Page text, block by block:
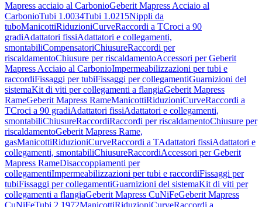
Mapress acciaio al CarbonioGeberit Mapress Acciaio al
CarbonioTubi 1.0034Tubi 1.0215Nippli da
tuboManicottiRiduzioniCurveRaccordi a TCroci a 90
gradiAdattatori fissiAdattatori e collegamenti,
smontabiliCompensatoriChiusureRaccordi per
riscaldamentoChiusure per riscaldamentoAccessori per Geberit
Mapress Acciaio al CarbonioImpermeabilizzazioni per tubi e
raccordiFissaggi per tubiFissaggi per collegamentiGuarnizioni del
sistemaKit di viti per collegamenti a flangiaGeberit Mapress
RameGeberit Mapress RameManicottiRiduzioniCurveRaccordi a
TCroci a 90 gradiAdattatori fissiAdattatori e collegamenti,
smontabiliChiusureRaccordiRaccordi per riscaldamentoChiusure per
riscaldamentoGeberit Mapress Rame,
gasManicottiRiduzioniCurveRaccordi a TAdattatori fissiAdattatori e
collegamenti, smontabiliChiusureRaccordiAccessori per Geberit
Mapress RameDisaccoppiamenti per
collegamentiImpermeabilizzazioni per tubi e raccordiFissaggi per
tubiFissaggi per collegamentiGuarnizioni del sistemaKit di viti per
collegamenti a flangiaGeberit Mapress CuNiFeGeberit Mapress
CuNiFeTubi 2.1972ManicottiRiduzioniCurveRaccordi a